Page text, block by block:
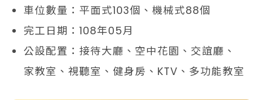
車位數量：平面式103個、機械式88個
完工日期：108年05月
公設配置：接待大廳、空中花園、交誼廳、
家教室、視聽室、健身房、KTV、多功能教室